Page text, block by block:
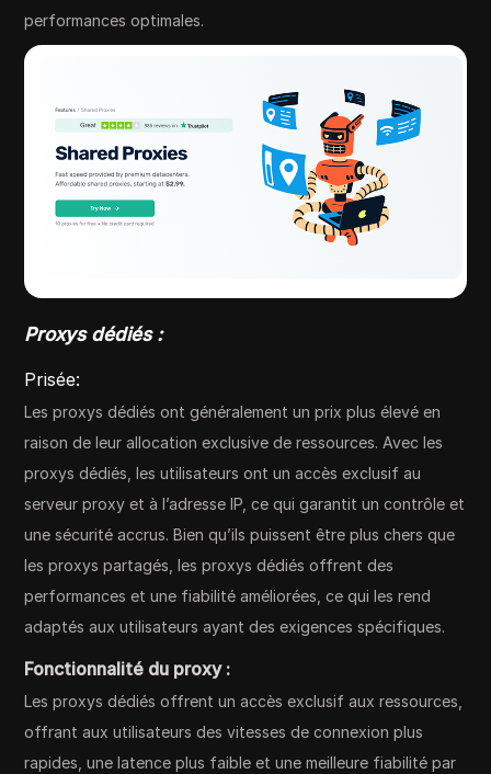
performances optimales.
Proxys dédiés :
Prisée:
Les proxys dédiés ont généralement un prix plus élevé en
raison de leur allocation exclusive de ressources. Avec les
proxys dédiés, les utilisateurs ont un accès exclusif au
serveur proxy et à l’adresse IP, ce qui garantit un contrôle et
une sécurité accrus. Bien qu’ils puissent être plus chers que
les proxys partagés, les proxys dédiés offrent des
performances et une fiabilité améliorées, ce qui les rend
adaptés aux utilisateurs ayant des exigences spécifiques.
Fonctionnalité du proxy :
Les proxys dédiés offrent un accès exclusif aux ressources,
offrant aux utilisateurs des vitesses de connexion plus
rapides, une latence plus faible et une meilleure fiabilité par